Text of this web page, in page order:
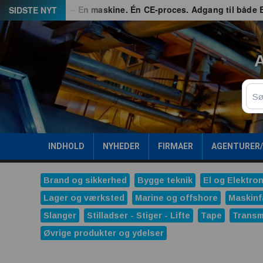
Spring
til
indhold
SIDSTE NYT
G3 – En maskine. Én CE-proces. Adgang til både EU og
Søg
INDHOLD NYHEDER FIRMAER
Brand og sikkerhed Bygge teknik El og
Lager og værksted
Marine og offshore
Slanger
Stilladser - Stiger - Lifte Tape
Øvrige produkter og ydelser